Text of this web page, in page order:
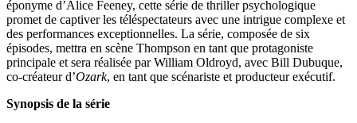
éponyme d’Alice Feeney, cette série de thriller psychologique
promet de captiver les téléspectateurs avec une intrigue complexe et
des performances exceptionnelles. La série, composée de six
épisodes, mettra en scène Thompson en tant que protagoniste
principale et sera réalisée par William Oldroyd, avec Bill Dubuque,
co-créateur d’Ozark, en tant que scénariste et producteur exécutif.
Synopsis de la série